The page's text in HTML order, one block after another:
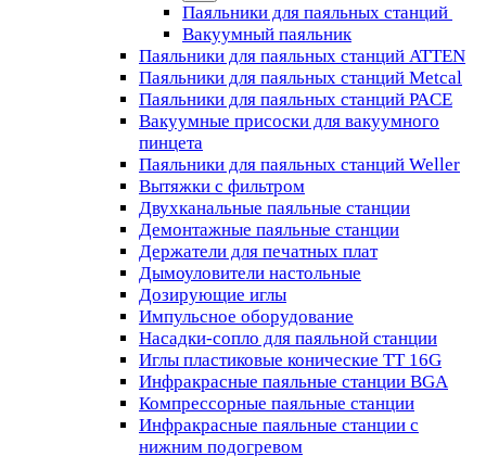
Паяльники для паяльных станций
Вакуумный паяльник
Паяльники для паяльных станций ATTEN
Паяльники для паяльных станций Metcal
Паяльники для паяльных станций PACE
Вакуумные присоски для вакуумного
пинцета
Паяльники для паяльных станций Weller
Вытяжки с фильтром
Двухканальные паяльные станции
Демонтажные паяльные станции
Держатели для печатных плат
Дымоуловители настольные
Дозирующие иглы
Импульсное оборудование
Насадки-сопло для паяльной станции
Иглы пластиковые конические TT 16G
Инфракрасные паяльные станции BGA
Компрессорные паяльные станции
Инфракрасные паяльные станции с
нижним подогревом